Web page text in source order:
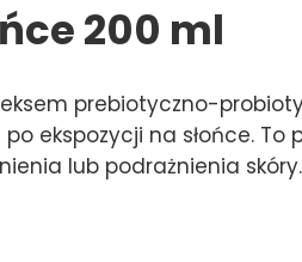
200 ml
prebiotyczno-
ekspozycji na słońce.
lub podrażnienia skóry.